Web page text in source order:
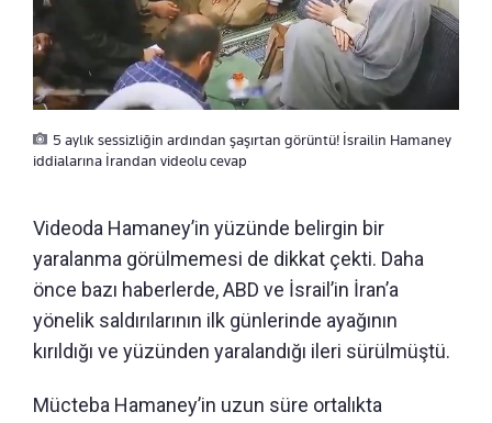
5 aylık sessizliğin ardından şaşırtan görüntü! İsrailin Hamaney
iddialarına İrandan videolu cevap
Videoda Hamaney’in yüzünde belirgin bir
yaralanma görülmemesi de dikkat çekti. Daha
önce bazı haberlerde, ABD ve İsrail’in İran’a
yönelik saldırılarının ilk günlerinde ayağının
kırıldığı ve yüzünden yaralandığı ileri sürülmüştü.
Mücteba Hamaney’in uzun süre ortalıkta